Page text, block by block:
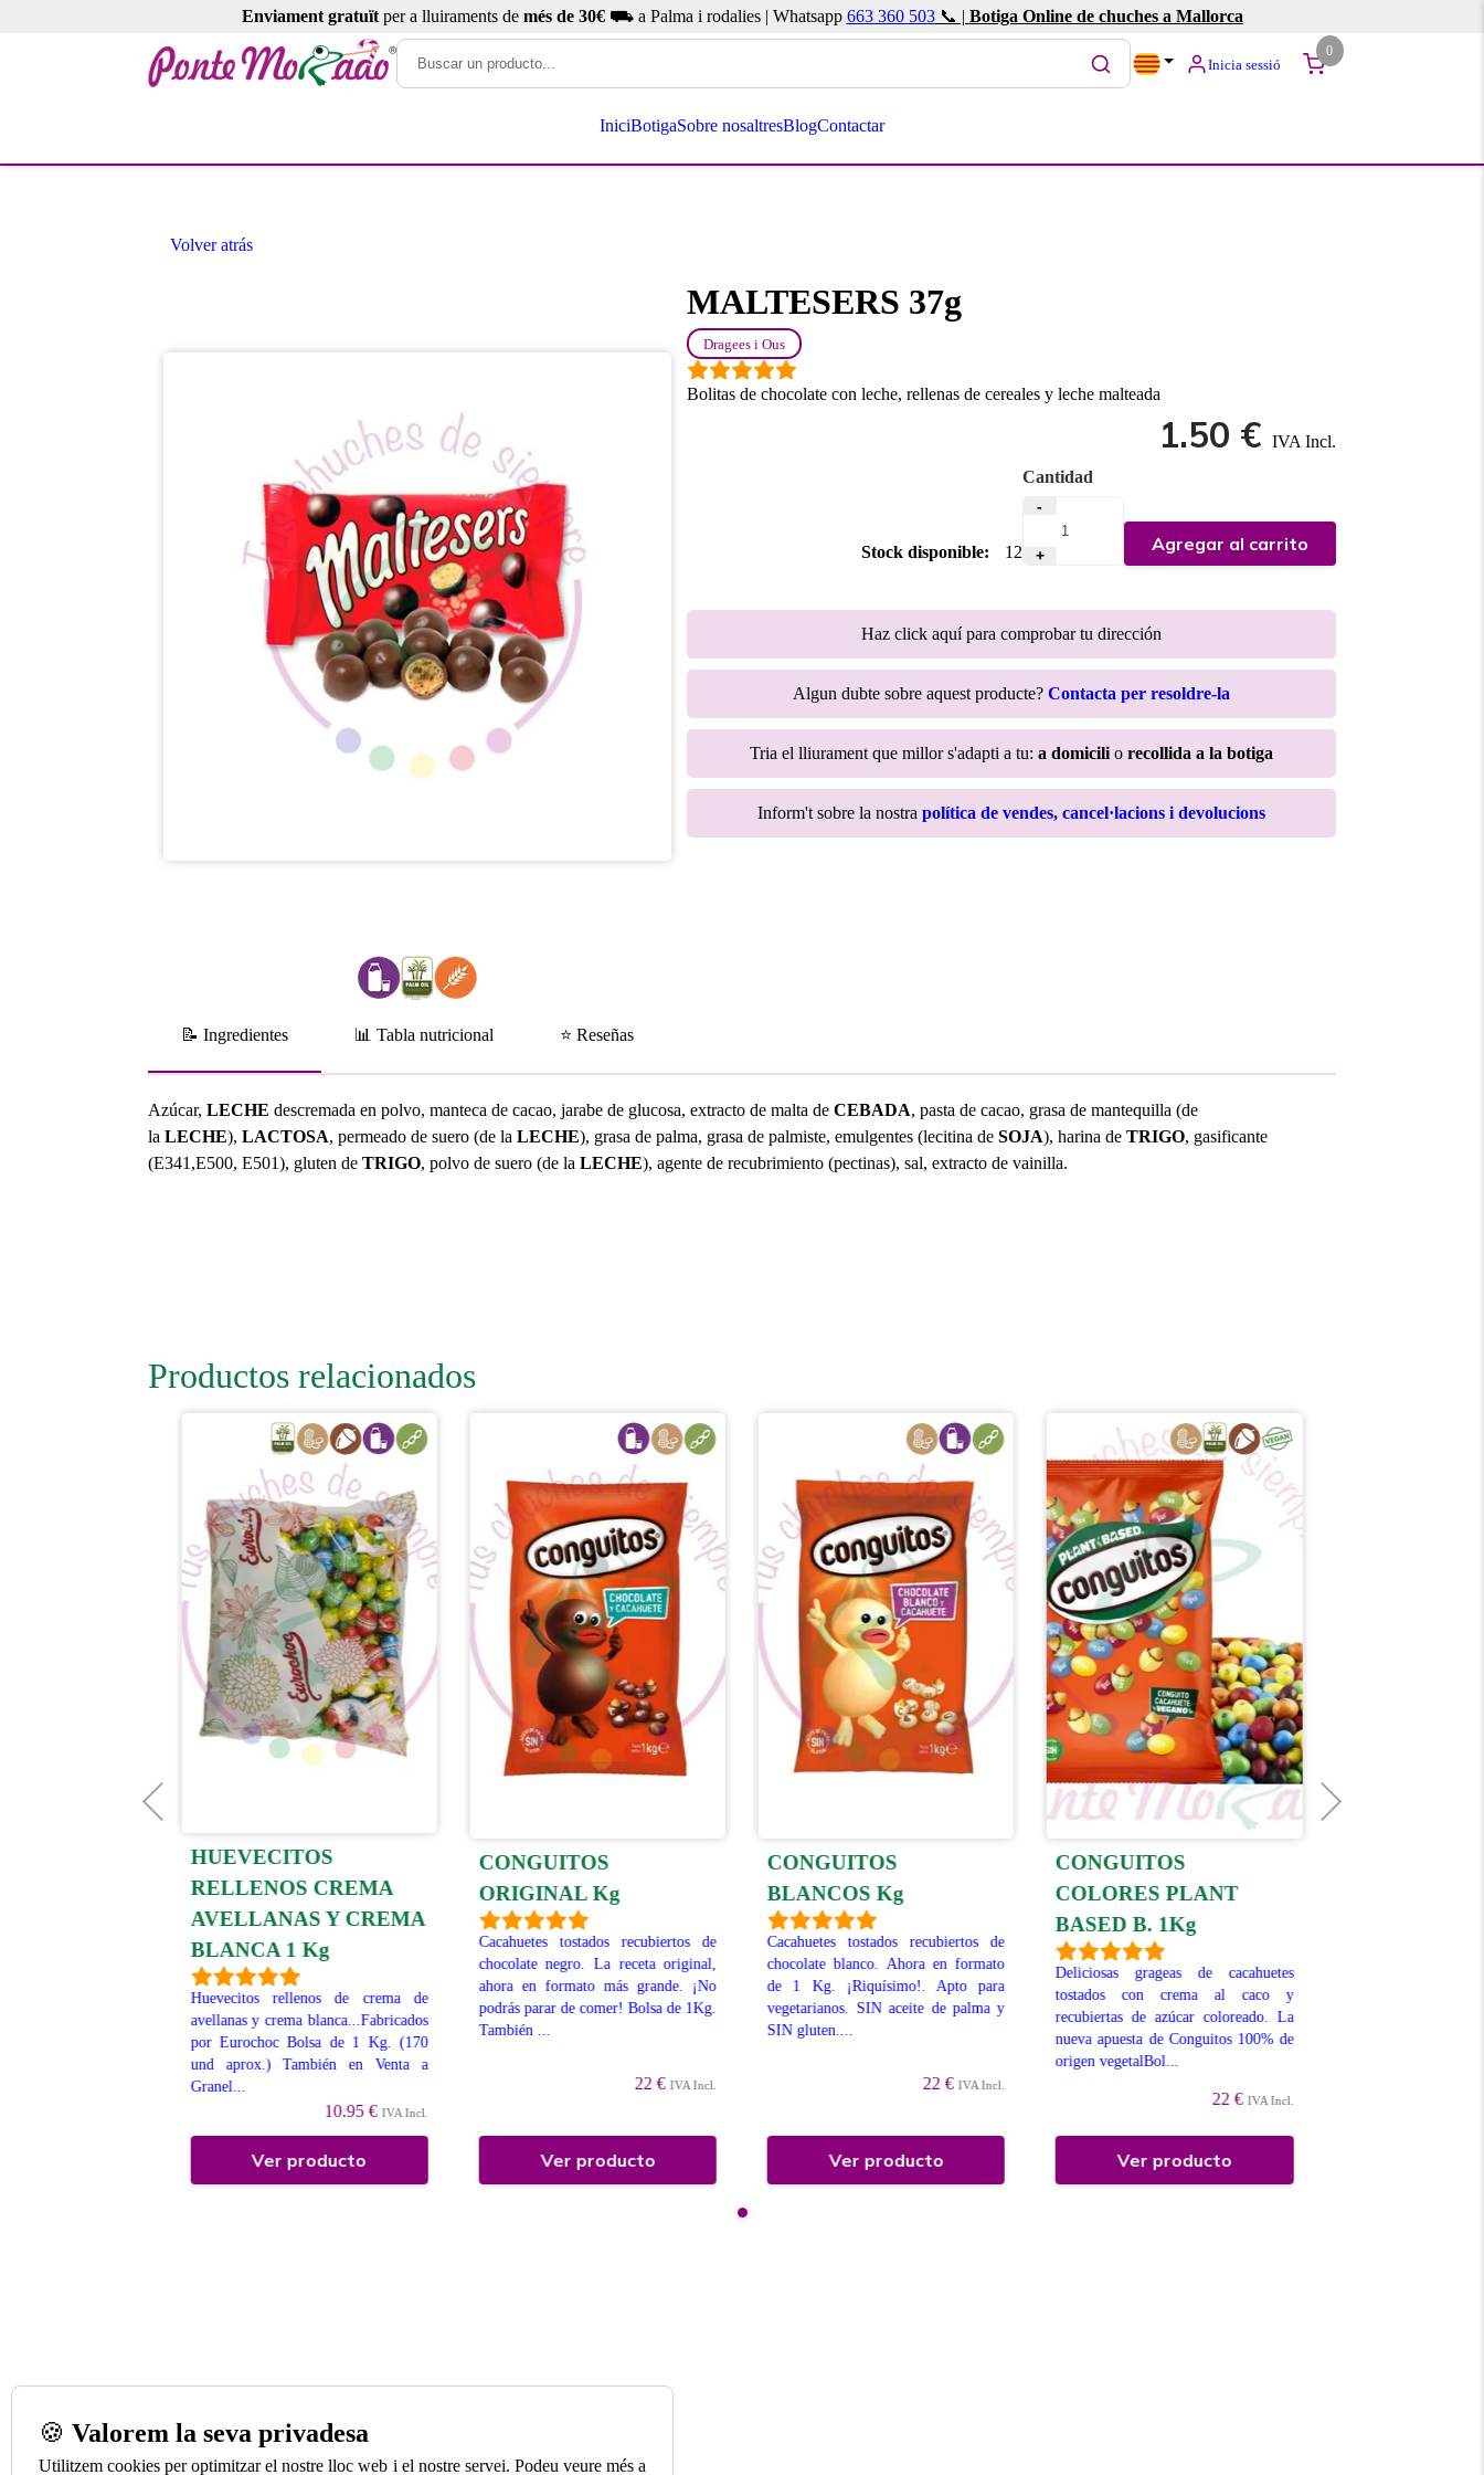
Enviament gratuïtper a lluiraments de més de 30€⛟ a Palma i rodalies | Whatsapp 663 360 503📞 | Botiga Online de chuches a Mallorca
Inicia sessió
0
IniciBotigaSobre nosaltresBlogContactar
Volver atrás
MALTESERS 37g
Dragees i Ous
Bolitas de chocolate con leche, rellenas de cereales y leche malteada
1.50 € IVA Incl.
Stock disponible: 12
Cantidad
-
+
Agregar al carrito
Haz click aquí para comprobar tu dirección
Algun dubte sobre aquest producte? Contacta per resoldre-la
Tria el lliurament que millor s'adapti a tu: a domicilio recollida a la botiga
Inform't sobre la nostra política de vendes, cancel·lacions i devolucions
📝 Ingredientes 📊 Tabla nutricional ⭐ Reseñas
Azúcar,LECHEdescremada en polvo, manteca de cacao, jarabe de glucosa, extracto de malta deCEBADA, pasta de cacao, grasa de mantequilla (de
laLECHE),LACTOSA, permeado de suero (de laLECHE), grasa de palma, grasa de palmiste, emulgentes (lecitina deSOJA), harina deTRIGO, gasificante
(E341,E500, E501), gluten deTRIGO, polvo de suero (de laLECHE), agente de recubrimiento (pectinas), sal, extracto de vainilla.
Productos relacionados
HUEVECITOS
RELLENOS CREMA
AVELLANAS Y CREMA
BLANCA 1 Kg
Huevecitos rellenos de crema de
avellanas y crema blanca...Fabricados
por Eurochoc Bolsa de 1 Kg. (170
und aprox.) También en Venta a
Granel...
10.95 € IVA Incl.
Ver producto
CONGUITOS
ORIGINAL Kg
Cacahuetes tostados recubiertos de
chocolate negro. La receta original,
ahora en formato más grande. ¡No
podrás parar de comer! Bolsa de 1Kg.
También ...
22 € IVA Incl.
Ver producto
CONGUITOS
BLANCOS Kg
Cacahuetes tostados recubiertos de
chocolate blanco. Ahora en formato
de 1 Kg. ¡Riquísimo!. Apto para
vegetarianos. SIN aceite de palma y
SIN gluten....
22 € IVA Incl.
Ver producto
CONGUITOS
COLORES PLANT
BASED B. 1Kg
Deliciosas grageas de cacahuetes
tostados con crema al caco y
recubiertas de azúcar coloreado. La
nueva apuesta de Conguitos 100% de
origen vegetalBol...
22 € IVA Incl.
Ver producto
🍪 Valorem la seva privadesa
Utilitzem cookies per optimitzar el nostre lloc web i el nostre servei. Podeu veure més a